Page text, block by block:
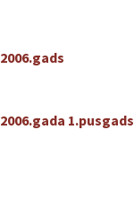
2006.gads
2006.gada 1.pusgads